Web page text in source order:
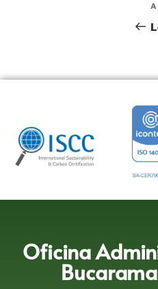
Oficina